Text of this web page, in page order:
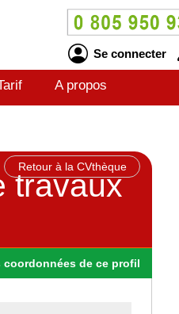
Se connecter
A propos
Retour à la CVthèque
travaux
coordonnées de ce profil